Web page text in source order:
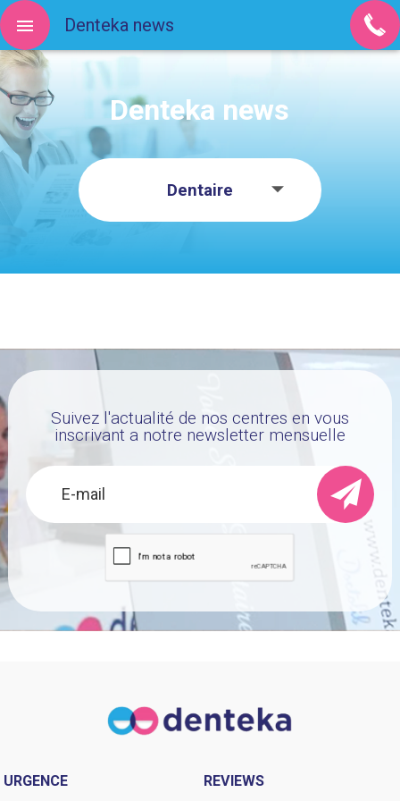
Denteka news
Dentaire
Suivez l'actualité de nos centres en vous
inscrivant a notre newsletter mensuelle
URGENCE REVIEWS
Denteka news